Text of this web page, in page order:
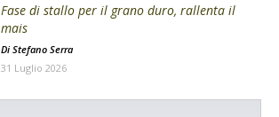
Fase di stallo per il grano duro, rallenta il
mais
Di Stefano Serra
31 Luglio 2026